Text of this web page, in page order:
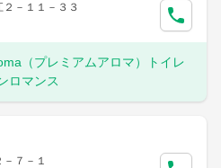
－１１－３３
（プレミアムアロマ）トイレ
ロマンス
７－１